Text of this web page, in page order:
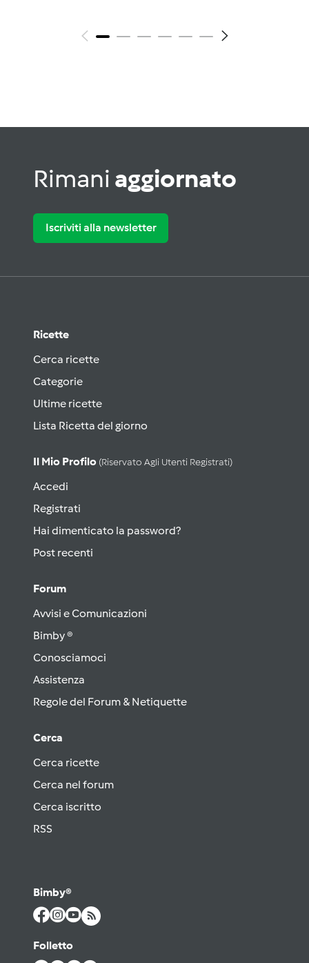
Rimani aggiornato
Iscriviti alla newsletter
Ricette
Cerca ricette
Categorie
Ultime ricette
Lista Ricetta del giorno
Il Mio Profilo (riservato Agli Utenti Registrati)
Accedi
Registrati
Hai dimenticato la password?
Post recenti
Forum
Avvisi e Comunicazioni
Bimby ®
Conosciamoci
Assistenza
Regole del Forum & Netiquette
Cerca
Cerca ricette
Cerca nel forum
Cerca iscritto
RSS
Bimby®
Folletto